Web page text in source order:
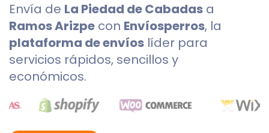
Envía de La Piedad de Cabadas a
Ramos Arizpe con Envíosperros, la
plataforma de envíos líder para
servicios rápidos, sencillos y
económicos.